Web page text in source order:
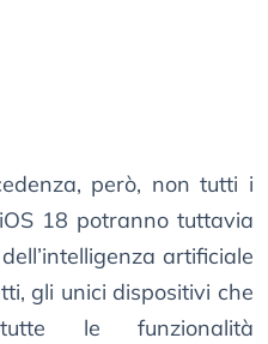
però, non tutti i
18 potranno tuttavia
artificiale
gli unici dispositivi che
le funzionalità